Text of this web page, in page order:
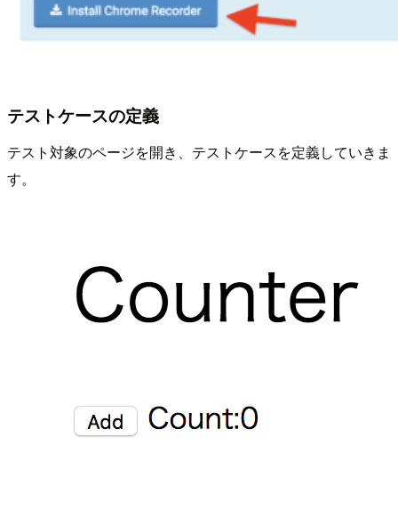
テストケースの定義
テスト対象のページを開き、テストケースを定義していきま
す。